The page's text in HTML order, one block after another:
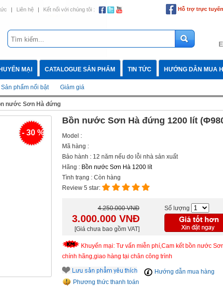
| Liên hệ | Kết nối với chúng tôi : Hỗ trợ trực tuyến
MẠI CATALOGUE SẢN PHẨM TIN TỨC HƯỚNG DẪN MUA
Sản phẩm nổi bật Giảm giá
nước Sơn Hà đứng
- 30 %
Bồn nước Sơn Hà đứng 1200 lít
Model :
Mã hàng :
Bảo hành : 12 năm nếu do lỗi nhà sản xuất
Hãng : Bồn nước Sơn Hà 1200 lít
Tình trạng : Còn hàng
Review 5 star:
4.250.000 VNĐ
3.000.000 VNĐ
[Giá chưa bao gồm VAT]
Số lượng
Khuyến mại: Tư vấn miễn phí,Cam kết bồn nước
chính hãng,giao hàng tại chân công trình
Hướng dẫn mua hàng
Phương thức thanh toán